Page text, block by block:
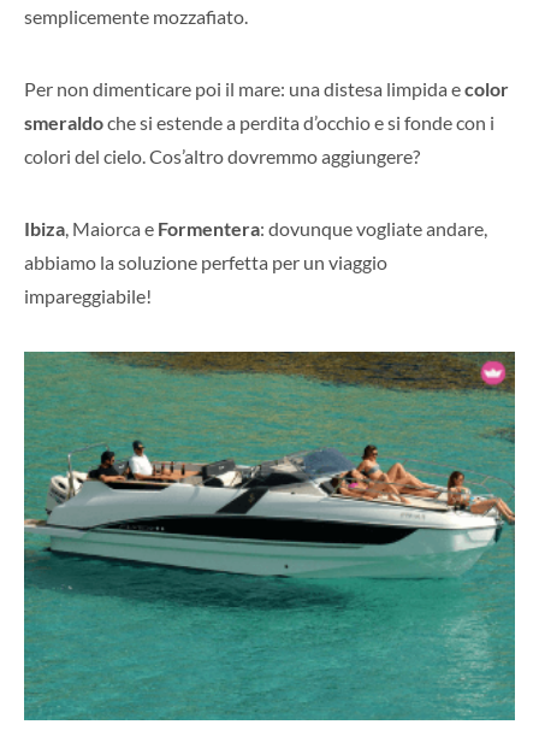
semplicemente mozzafiato.
Per non dimenticare poi il mare: una distesa limpida ecolor
smeraldoche si estende a perdita d’occhio e si fonde con i
colori del cielo. Cos’altro dovremmo aggiungere?
Ibiza, Maiorca e Formentera: dovunque vogliate andare,
abbiamo la soluzione perfetta per un viaggio
impareggiabile!